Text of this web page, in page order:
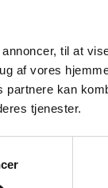
til at
af vores
kan
tjenester.